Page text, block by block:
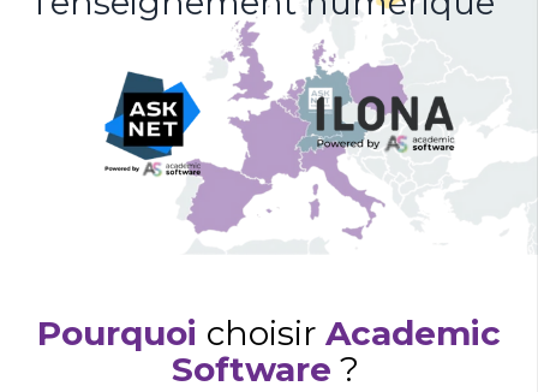
Pourquoi choisir Academic
Software ?